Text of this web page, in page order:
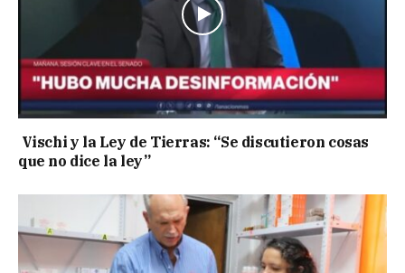
Vischi y la Ley de Tierras: “Se discutieron cosas
que no dice la ley”